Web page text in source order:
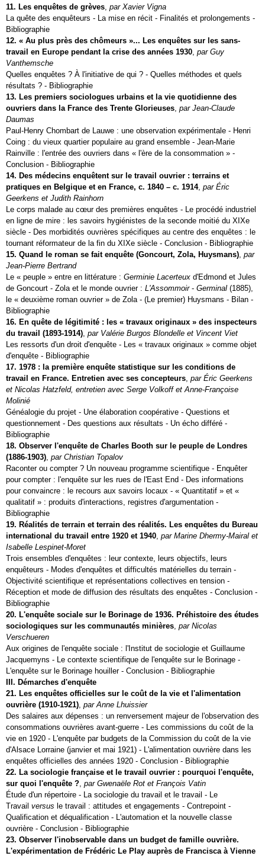
11. Les enquêtes de grèves par Xavier Vigna
La quête des enquêteurs - La mise en récit - Finalités et prolongements -
Bibliographie
12. « Au plus près des chômeurs »... Les enquêtes sur les sans-
travail en Europe pendant la crise des années 1930 par Guy
Vanthemsche
Quelles enquêtes ? À l'initiative de qui ? - Quelles méthodes et quels
résultats ? - Bibliographie
13. Les premiers sociologues urbains et la vie quotidienne des
ouvriers dans la France des Trente Glorieuses par Jean-Claude
Daumas
Paul-Henry Chombart de Lauwe : une observation expérimentale - Henri
Coing : du vieux quartier populaire au grand ensemble - Jean-Marie
Rainville : l'entrée des ouvriers dans « l'ère de la consommation » -
Conclusion - Bibliographie
14. Des médecins enquêtent sur le travail ouvrier : terrains et
pratiques en Belgique et en France, c. 1840 – c. 1914, par Éric
Geerkens et Judith Rainhorn
Le corps malade au cœur des premières enquêtes - Le procédé industriel
en ligne de mire : les savoirs hygiénistes de la seconde moitié du XIXe
siècle - Des morbidités ouvrières spécifiques au centre des enquêtes : le
tournant réformateur de la fin du XIXe siècle - Conclusion - Bibliographie
15. Quand le roman se fait enquête (Goncourt, Zola, Huysmans) par
Jean-Pierre Bertrand
Le « peuple » entre en littérature : Germinie Lacerteux d'Edmond et Jules
de Goncourt - Zola et le monde ouvrier : L'Assommoir- Germinal (1885),
le « deuxième roman ouvrier » de Zola - (Le premier) Huysmans - Bilan -
Bibliographie
16. En quête de légitimité : les « travaux originaux » des inspecteurs
du travail (1893‑1914) par Valérie Burgos Blondelle et Vincent Viet
Les ressorts d'un droit d'enquête - Les « travaux originaux » comme objet
d'enquête - Bibliographie
17. 1978 : la première enquête statistique sur les conditions de
travail en France. Entretien avec ses concepteurs par Éric Geerkens
et Nicolas Hatzfeld, entretien avec Serge Volkoff et Anne-Françoise
Molinié
Généalogie du projet - Une élaboration coopérative - Questions et
questionnement - Des questions aux résultats - Un écho différé -
Bibliographie
18. Observer l'enquête de Charles Booth sur le peuple de Londres
(1886‑1903) par Christian Topalov
Raconter ou compter ? Un nouveau programme scientifique - Enquêter
pour compter : l'enquête sur les rues de l'East End - Des informations
pour convaincre : le recours aux savoirs locaux - « Quantitatif » et «
qualitatif » : produits d'interactions, registres d'argumentation -
Bibliographie
19. Réalités de terrain et terrain des réalités. Les enquêtes du Bureau
international du travail entre 1920 et 1940 par Marine Dhermy-Mairal et
Isabelle Lespinet-Moret
Trois ensembles d'enquêtes : leur contexte, leurs objectifs, leurs
enquêteurs - Modes d'enquêtes et difficultés matérielles du terrain -
Objectivité scientifique et représentations collectives en tension -
Réception et mode de diffusion des résultats des enquêtes - Conclusion -
Bibliographie
20. L'enquête sociale sur le Borinage de 1936. Préhistoire des études
sociologiques sur les communautés minières par Nicolas
Verschueren
Aux origines de l'enquête sociale : l'Institut de sociologie et Guillaume
Jacquemyns - Le contexte scientifique de l'enquête sur le Borinage -
L'enquête sur le Borinage houiller - Conclusion - Bibliographie
III. Démarches d'enquête
21. Les enquêtes officielles sur le coût de la vie et l'alimentation
ouvrière (1910‑1921) par Anne Lhuissier
Des salaires aux dépenses : un renversement majeur de l'observation des
consommations ouvrières avant-guerre - Les commissions du coût de la
vie en 1920 - L'enquête par budgets de la Commission du coût de la vie
d'Alsace Lorraine (janvier et mai 1921) - L'alimentation ouvrière dans les
enquêtes officielles des années 1920 - Conclusion - Bibliographie
22. La sociologie française et le travail ouvrier : pourquoi l'enquête,
sur quoi l'enquête ? par Gwenaële Rot et François Vatin
Étude d'un répertoire - La sociologie du travail et le travail - Le
Travail versus le travail : attitudes et engagements - Contrepoint -
Qualification et déqualification - L'automation et la nouvelle classe
ouvrière - Conclusion - Bibliographie
23. Observer l'inobservable dans un budget de famille ouvrière.
L'expérimentation de Frédéric Le Play auprès de Francisca à Vienne